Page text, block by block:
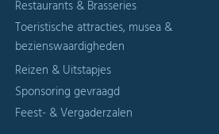
Restaurants & Brasseries
Toeristische attracties, musea &
bezienswaardigheden
Reizen & Uitstapjes
Sponsoring gevraagd
Feest- & Vergaderzalen